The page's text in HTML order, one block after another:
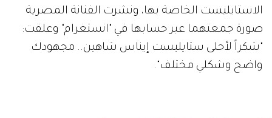
الاستايليست الخاصة بها، ونشرت الفنانة المصرية
صورة جمعتهما عبر حسابها في "انستغرام" وعلقت:
"شكراً لأحلى ستايليست إيناس شاهين.. مجهودك
واضح وشكلي مختلف".